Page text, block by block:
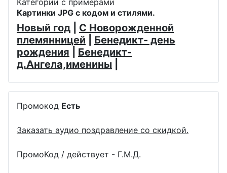
Категории с примерами
Картинки JPG с кодом и стилями.
Новый год
С Новорожденной
племянницей
Бенедикт- день
рождения
Бенедикт-
д.Ангела,именины
Промокод Есть
Заказать аудио поздравление со скидкой.
ПромоКод / действует - Г.М.Д.